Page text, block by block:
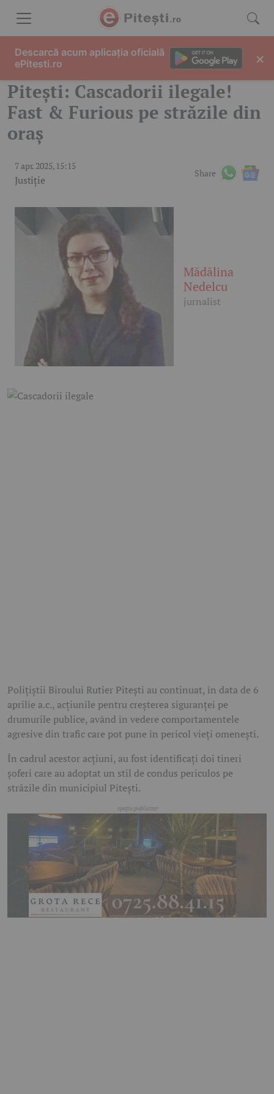
Pitești: Cascadorii ilegale!
Fast & Furious pe străzile din
oraș
7 apr. 2025, 15:15
Justiție
Share
Mădălina
Nedelcu
jurnalist
Polițiștii Biroului Rutier Pitești au continuat, în data de 6
aprilie a.c., acțiunile pentru creșterea siguranței pe
drumurile publice, având în vedere comportamentele
agresive din trafic care pot pune în pericol vieți omenești.
În cadrul acestor acțiuni, au fost identificați doi tineri
șoferi care au adoptat un stil de condus periculos pe
străzile din municipiul Pitești.
Descarcă acum aplicația oficială
ePitesti.ro
×